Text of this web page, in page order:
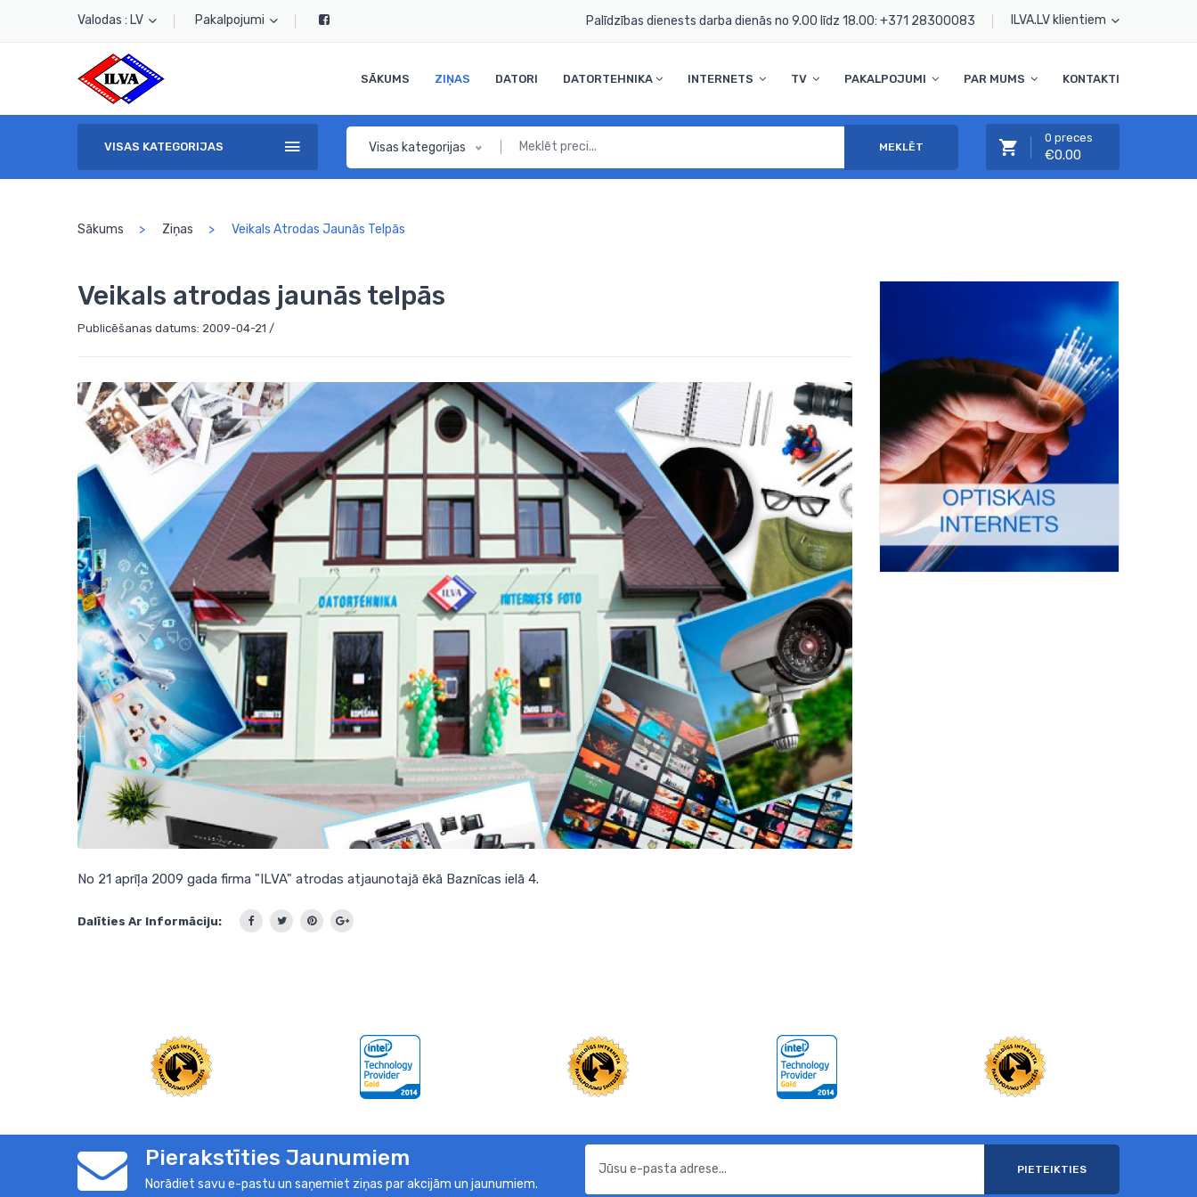
Valodas : LV Pakalpojumi Palīdzības dienests darba dienās no 9.00 līdz 18.00: +371 28300083 ILVA.LV klientiem
SĀKUMS ZIŅAS DATORI DATORTEHNIKA INTERNETS TV PAKALPOJUMI PAR MUMS KONTAKTI
VISAS KATEGORIJAS Visas kategorijas MEKLĒT
0 preces
€0.00
Sākums Ziņas Veikals Atrodas Jaunās Telpās
Veikals atrodas jaunās telpās
Publicēšanas datums: 2009-04-21 /
No 21 aprīļa 2009 gada firma "ILVA" atrodas atjaunotajā ēkā Baznīcas ielā 4.
Dalīties Ar Informāciju:
Pierakstīties Jaunumiem
Norādiet savu e-pastu un saņemiet ziņas par akcijām un jaunumiem.
PIETEIKTIES